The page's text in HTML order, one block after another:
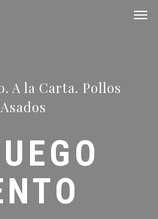
A la Carta. Pollos
Asados